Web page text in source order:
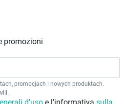
promozioni
promocjach i nowych produktach.